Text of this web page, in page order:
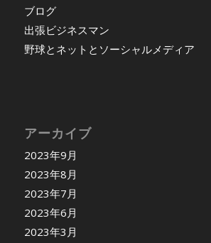
ブログ
出張ビジネスマン
野球とネットとソーシャルメディア
アーカイブ
2023年9月
2023年8月
2023年7月
2023年6月
2023年3月